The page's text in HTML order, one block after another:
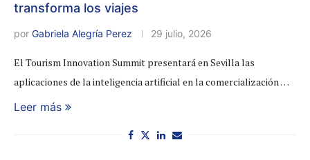
transforma los viajes
por Gabriela Alegría Perez 29 julio, 2026
El Tourism Innovation Summit presentará en Sevilla las
aplicaciones de la inteligencia artificial en la comercialización …
Leer más